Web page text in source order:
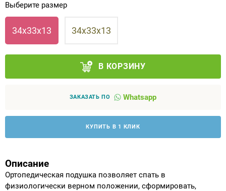
Выберите размер
34х33х13 34х33х13
В КОРЗИНУ
ЗАКАЗАТЬ ПО Whatsapp
КУПИТЬ В 1 КЛИК
Описание
Ортопедическая подушка позволяет спать в
физиологически верном положении, сформировать,
Аппараты на суставы
Санитарные приспособления для
инвалидов
инвалидов
Индивидуальное изготовление